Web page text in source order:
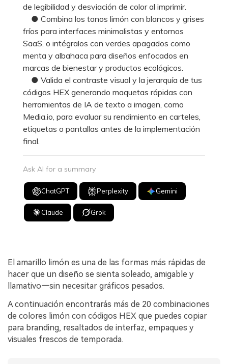
de legibilidad y desviación de color al imprimir.
● Combina los tonos limón con blancos y grises
fríos para interfaces minimalistas y entornos
SaaS, o intégralos con verdes apagados como
menta y albahaca para diseños enfocados en
marcas de bienestar y productos ecológicos.
● Valida el contraste visual y la jerarquía de tus
códigos HEX generando maquetas rápidas con
herramientas de IA de texto a imagen, como
Media.io, para evaluar su rendimiento en carteles,
etiquetas o pantallas antes de la implementación
final.
Ask AI for a summary
ChatGPT Perplexity Gemini
Claude Grok
El amarillo limón es una de las formas más rápidas de
hacer que un diseño se sienta soleado, amigable y
llamativo—sin necesitar gráficos pesados.
A continuación encontrarás más de 20 combinaciones
de colores limón con códigos HEX que puedes copiar
para branding, resaltados de interfaz, empaques y
visuales frescos de temporada.